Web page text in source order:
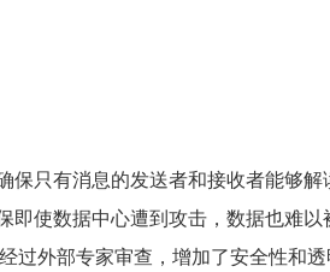
只有消息的发送者和接收者能够解
使数据中心遭到攻击，数据也难以
外部专家审查，增加了安全性和透